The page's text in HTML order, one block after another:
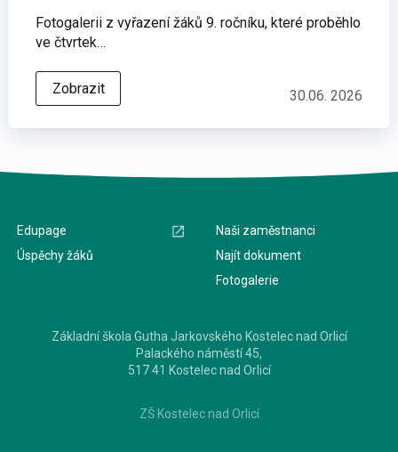
Fotogalerii z vyřazení žáků 9. ročníku, které proběhlo
ve čtvrtek…
Zobrazit 30.06. 2026
Edupage
Úspěchy žáků
Naši zaměstnanci
Najít dokument
Fotogalerie
Základní škola Gutha Jarkovského Kostelec nad Orlicí
Palackého náměstí 45,
517 41 Kostelec nad Orlicí
ZŠ Kostelec nad Orlicí